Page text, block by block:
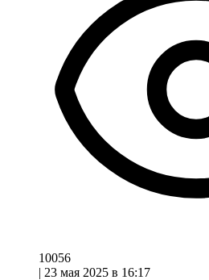
10056
| 23 мая 2025 в 16:17